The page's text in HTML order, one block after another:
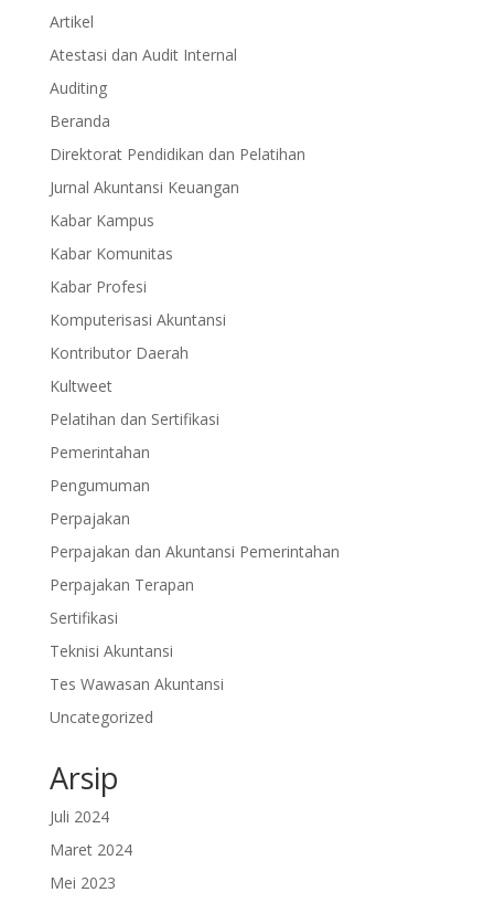
Artikel
Atestasi dan Audit Internal
Auditing
Beranda
Direktorat Pendidikan dan Pelatihan
Jurnal Akuntansi Keuangan
Kabar Kampus
Kabar Komunitas
Kabar Profesi
Komputerisasi Akuntansi
Kontributor Daerah
Kultweet
Pelatihan dan Sertifikasi
Pemerintahan
Pengumuman
Perpajakan
Perpajakan dan Akuntansi Pemerintahan
Perpajakan Terapan
Sertifikasi
Teknisi Akuntansi
Tes Wawasan Akuntansi
Uncategorized
Arsip
Juli 2024
Maret 2024
Mei 2023